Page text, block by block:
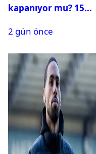
kapanıyor mu? 15
yapılacak?
2 gün önce